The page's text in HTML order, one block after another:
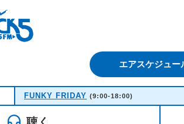
エアスケジュー
FUNKY FRIDAY (9:00-18:00)